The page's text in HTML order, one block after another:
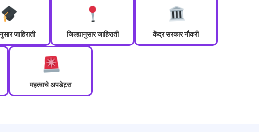
जाहिराती जिल्ह्यानुसार जाहिराती केंद्र सरकार नौकरी
महत्वाचे अपडेट्स